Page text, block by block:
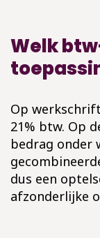
Welk
Op
21% btw. Op
bedrag onder
dus een
afzonderlijke